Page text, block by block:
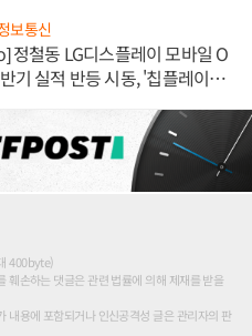
보통신
정철동 LG디스플레이 모바일 O
기 실적 반등 시동, '칩플레이
400byte)
훼손하는 댓글은 관련 법률에 의해 제재를 받을
내용에 포함되거나 인신공격성 글은 관리자의 판